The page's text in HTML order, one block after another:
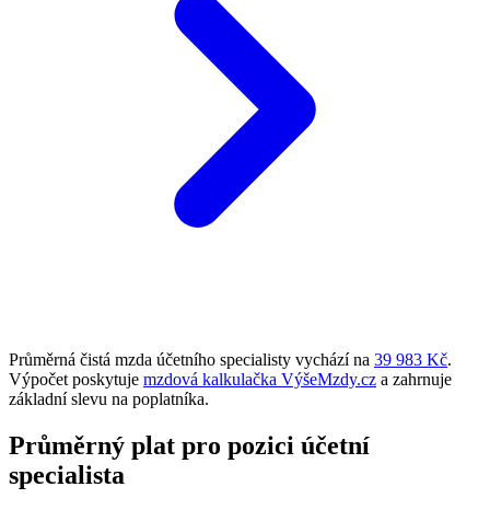
Průměrná čistá mzda účetního specialisty vychází na 39 983 Kč.
Výpočet poskytuje mzdová kalkulačka VýšeMzdy.cz a zahrnuje
základní slevu na poplatníka.
Průměrný plat pro pozici účetní
specialista